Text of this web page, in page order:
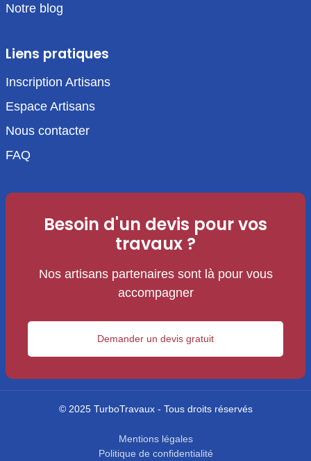
Notre blog
Liens pratiques
Inscription Artisans
Espace Artisans
Nous contacter
FAQ
Besoin d'un devis pour vos
travaux ?
Nos artisans partenaires sont là pour vous
accompagner
Demander un devis gratuit
© 2025 TurboTravaux - Tous droits réservés
Mentions légales
Politique de confidentialité